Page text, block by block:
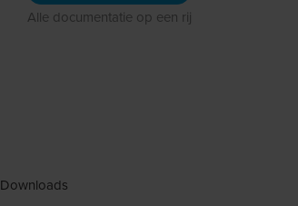
Alle documentatie op een rij
Downloads